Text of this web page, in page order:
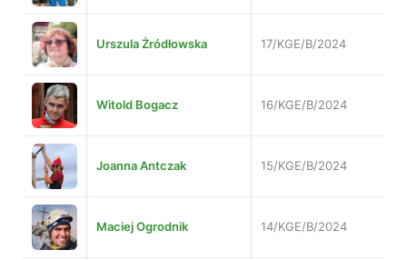
Urszula Żródłowska 17/KGE/B/2024
Witold Bogacz 16/KGE/B/2024
Joanna Antczak 15/KGE/B/2024
Maciej Ogrodnik 14/KGE/B/2024